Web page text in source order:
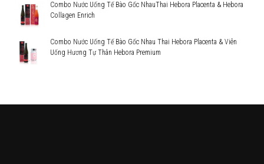
Combo Nước Uống Tế Bào Gốc NhauThai Hebora Placenta & Hebora
Collagen Enrich
Combo Nước Uống Tế Bào Gốc Nhau Thai Hebora Placenta & Viên
Uống Hương Tự Thân Hebora Premium